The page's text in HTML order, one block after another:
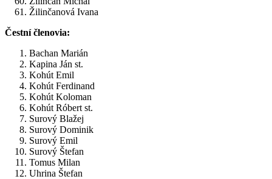
Žilinčanová Ivana
Čestní členovia:
Bachan Marián
Kapina Ján st.
Kohút Emil
Kohút Ferdinand
Kohút Koloman
Kohút Róbert st.
Surový Blažej
Surový Dominik
Surový Emil
Surový Štefan
Tomus Milan
Uhrina Štefan